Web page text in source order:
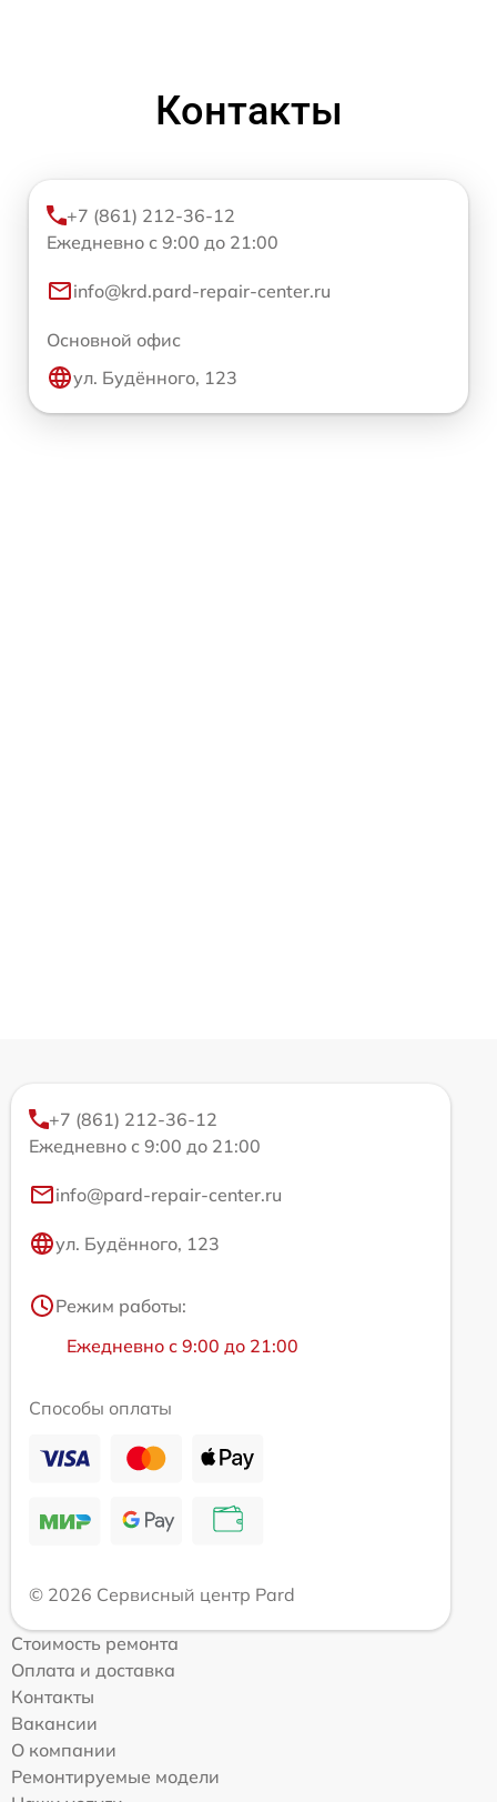
Контакты
+7 (861) 212-36-12
Ежедневно с 9:00 до 21:00
info@krd.pard-repair-center.ru
Основной офис
ул. Будённого, 123
+7 (861) 212-36-12
Ежедневно с 9:00 до 21:00
info@pard-repair-center.ru
ул. Будённого, 123
Режим работы:
Ежедневно с 9:00 до 21:00
Способы оплаты
© 2026 Сервисный центр Pard
Стоимость ремонта
Оплата и доставка
Контакты
Вакансии
О компании
Ремонтируемые модели